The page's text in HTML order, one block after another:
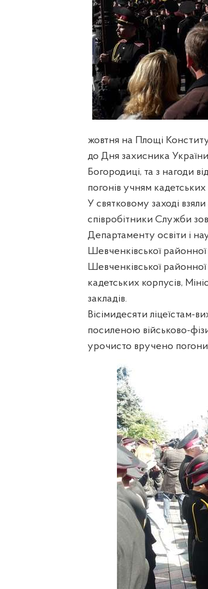
жовтня на Площі
до Дня захисника
Богородиці, та з нагоди
погонів учням кадетських
У святковому заході
співробітники Служби
Департаменту освіти і
Шевченківської районної
Шевченківської районної
кадетських корпусів,
закладів.
Вісімидесяти ліцеїстам-
посиленою військово-
урочисто вручено погони